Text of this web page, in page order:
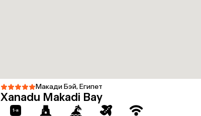
Макади Бэй, Египет
Xanadu Makadi Bay